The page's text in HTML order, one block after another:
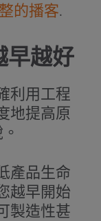
的播客.
早越好
利用工程
地提高原
產品生命
越早開始
製造性甚